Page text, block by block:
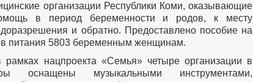
организации Республики Коми, оказывающие
в период беременности и родов, к месту
и обратно. Предоставлено пособие на
питания 5803 беременным женщинам.
рамках нацпроекта «Семья» четыре организации в
оснащены музыкальными инструментами,